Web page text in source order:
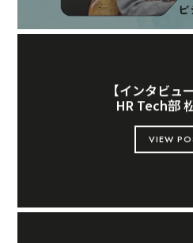
【インタビュ
HR Tech部
VIEW